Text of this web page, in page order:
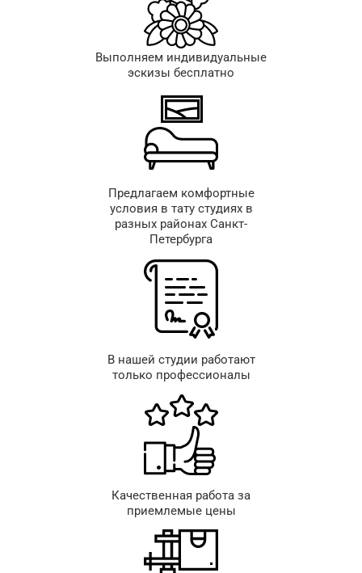
Выполняем индивидуальные
эскизы бесплатно
Предлагаем комфортные
условия в тату студиях в
разных районах Санкт-
Петербурга
В нашей студии работают
только профессионалы
Качественная работа за
приемлемые цены